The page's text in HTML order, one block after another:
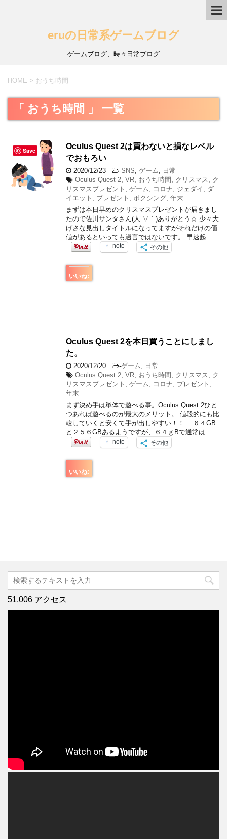
eruの日常系ゲームブログ
ゲームブログ、時々日常ブログ
HOME > おうち時間
「 おうち時間 」 一覧
Oculus Quest 2は買わないと損なレベル
でおもろい
2020/12/23 -SNS ゲーム
日常
Oculus Quest 2 VR おうち時間 クリスマス
ク
リスマスプレゼント
ゲーム コロナ ジェダイ
ダ
イエット
プレゼント ボクシング 年末
まずは本日早めのクリスマスプレゼントが届きまし
たので佐川サンタさん(人”▽｀)ありがとう☆ 少々大
げさな見出しタイトルになってますがそれだけの価
値があるといっても過言ではないです。 早速起 …
note その他
いいね:
Oculus Quest 2を本日買うことにしまし
た。
2020/12/20 -ゲーム, 日常
Oculus Quest 2, VR, おうち時間 , クリスマス , ク
リスマスプレゼント , ゲーム, コロナ, プレゼント ,
年末
まず決め手は単体で遊べる事。Oculus Quest 2ひと
つあれば遊べるのが最大のメリット。 値段的にも比
較していくと安くて手が出しやすい！！ ６４GB
と２５６GBあるようですが、６４ｇBで通常は …
note その他
いいね:
51,006 アクセス
Save